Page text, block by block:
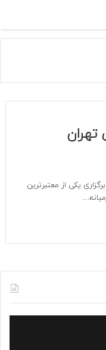
تهران
المللی کتاب تهران با 26 دوره برگزاری یکی از معتبرترین